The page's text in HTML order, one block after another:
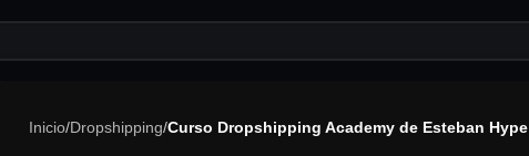
Inicio/Dropshipping/Curso Dropshipping Academy de Esteban Hype